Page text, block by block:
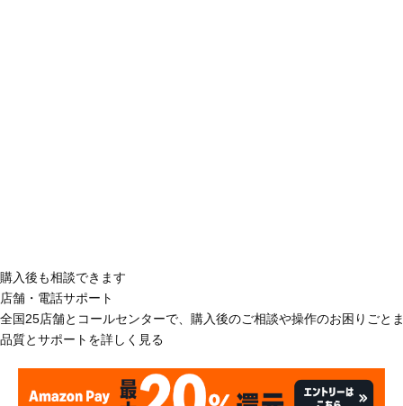
購入後も相談できます
店舗・電話サポート
全国25店舗とコールセンターで、購入後のご相談や操作のお困りごと
品質とサポートを詳しく見る